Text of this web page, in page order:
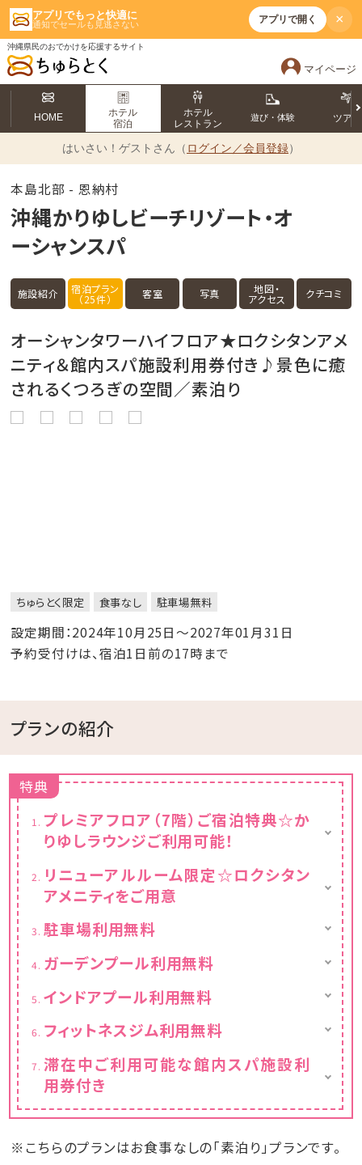
アプリでもっと快適に
通知でセールも見逃さない アプリで開く ×
沖縄県民のおでかけを応援するサイト
マイページ
HOME
ホテル
宿泊
ホテル
レストラン
遊び・体験 ツアー
はいさい！ ゲストさん（ ログイン／会員登録）
本島北部 - 恩納村
沖縄かりゆしビーチリゾート・オ
ーシャンスパ
施設紹介 宿泊プラン
（25件） 客室 写真 地図・
アクセス クチコミ
オーシャンタワーハイフロア★ロクシタンアメ
ニティ＆館内スパ施設利用券付き♪景色に癒
されるくつろぎの空間／素泊り
ちゅらとく限定 食事なし 駐車場無料
設定期間：2024年10月25日～2027年01月31日
予約受付けは、宿泊1日前の17時まで
プランの紹介
特典
プレミアフロア（7階）ご宿泊特典☆か
りゆしラウンジご利用可能！
【場所】ウィングタワー1階
日は12:00までのご利用
ソフトドリンクをご提供
リニューアルルーム限定☆ロクシタン
アメニティをご用意
駐車場利用無料
ガーデンプール利用無料
ル。
用いただけます♪
【3月～6月】9:00～18:00
【7月～9月】9:00～22:00
※5月3日～5日は9:00～22:00
ございます。
インドアプール利用無料
楽しめます。
■営業時間
9:00～22:00
フィットネスジム利用無料
滞在中ご利用可能な館内スパ施設利
用券付き
▼スパ施設のご案内▼
【営業時間】
●6：00〜9：00（最終入場8：30）
●13：00〜23：00（最終入場22：30）※毎週水
※こちらのプランはお食事なしの「素泊り」プランです。